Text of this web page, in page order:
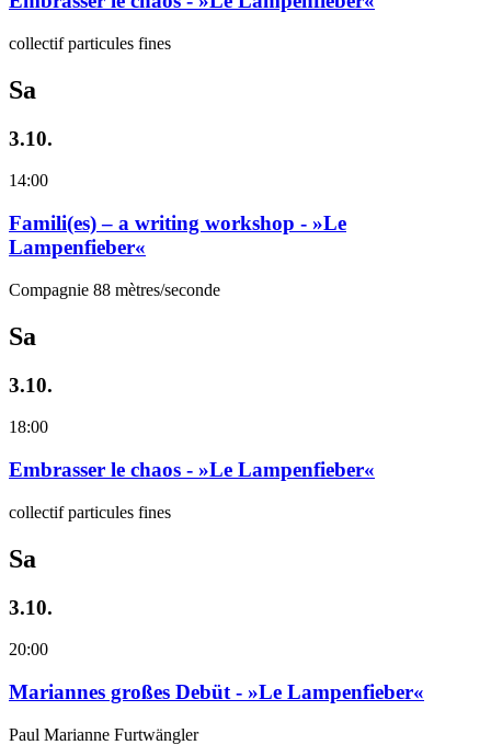
collectif particules fines
Sa
3.10.
14:00
Famili(es) – a writing workshop - »Le
Lampenfieber«
Compagnie 88 mètres/seconde
Sa
3.10.
18:00
Embrasser le chaos - »Le Lampenfieber«
collectif particules fines
Sa
3.10.
20:00
Mariannes großes Debüt - »Le Lampenfieber«
Paul Marianne Furtwängler